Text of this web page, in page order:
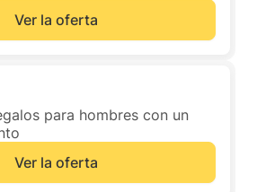
Ver la oferta
para hombres con un
Ver la oferta